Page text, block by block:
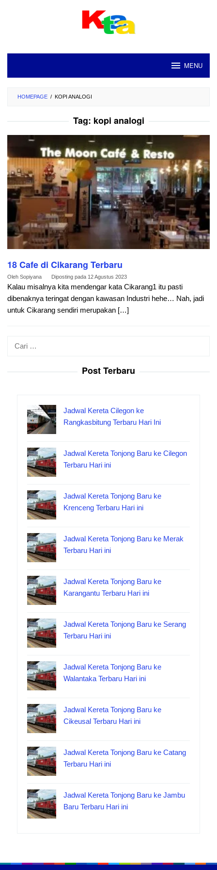
MENU
HOMEPAGE / KOPI ANALOGI
Tag: kopi analogi
18 Cafe di Cikarang Terbaru
Oleh Sopiyana Diposting pada 12 Agustus 2023
Kalau misalnya kita mendengar kata Cikarang1 itu pasti
dibenaknya teringat dengan kawasan Industri hehe… Nah, jadi
untuk Cikarang sendiri merupakan […]
Cari
Post Terbaru
Jadwal Kereta Cilegon ke
Rangkasbitung Terbaru Hari Ini
Jadwal Kereta Tonjong Baru ke Cilegon
Terbaru Hari ini
Jadwal Kereta Tonjong Baru ke
Krenceng Terbaru Hari ini
Jadwal Kereta Tonjong Baru ke Merak
Terbaru Hari ini
Jadwal Kereta Tonjong Baru ke
Karangantu Terbaru Hari ini
Jadwal Kereta Tonjong Baru ke Serang
Terbaru Hari ini
Jadwal Kereta Tonjong Baru ke
Walantaka Terbaru Hari ini
Jadwal Kereta Tonjong Baru ke
Cikeusal Terbaru Hari ini
Jadwal Kereta Tonjong Baru ke Catang
Terbaru Hari ini
Jadwal Kereta Tonjong Baru ke Jambu
Baru Terbaru Hari ini